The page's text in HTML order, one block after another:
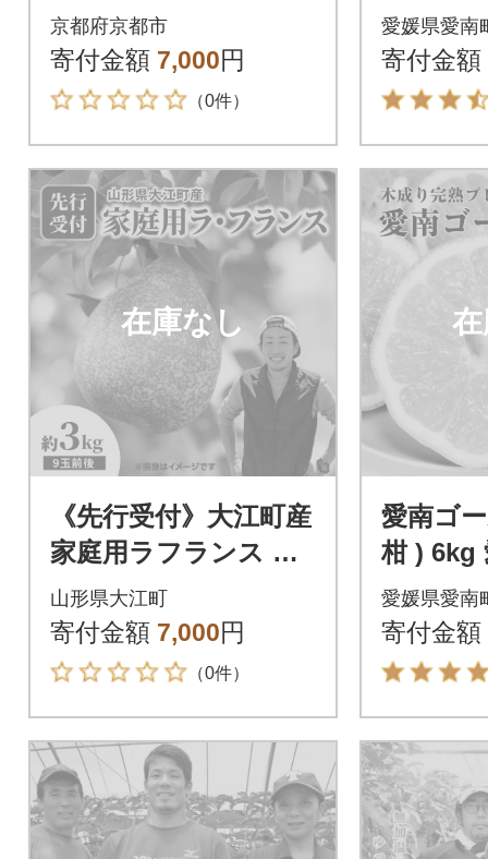
老舗 お酢 レーズン 人
気セット
京都府京都市
寄付金額 7,000円
（0件）
フルー
武田屋
愛媛県愛南
寄付金額
在庫なし
《先行受付》大江町産
家庭用ラフランス 約3
kg【11月中旬頃～順
次発送予定】 067-008
山形県大江町
寄付金額 7,000円
（0件）
愛南ゴ
柑 ) 6kg
市場 発
(なくな
愛媛県愛南
寄付金額